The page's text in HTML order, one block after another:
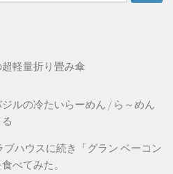
軽量折り畳み傘
ジルの冷たいらーめん / ら～めん
ブハウスに続き「グラン ベーコン
べてみた。